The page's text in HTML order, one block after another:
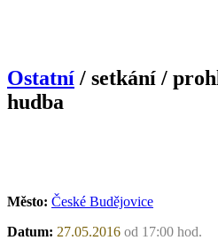
Ostatní / setkání /
hudba
Město: České Budějovice
Datum: 27.05.2016 od 17:00 hod.